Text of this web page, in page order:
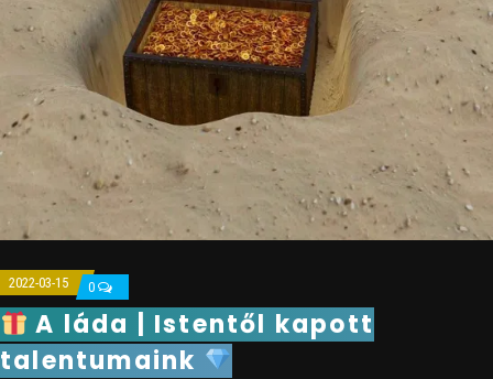
2022-03-15 0
A láda | Istentől kapott
talentumaink